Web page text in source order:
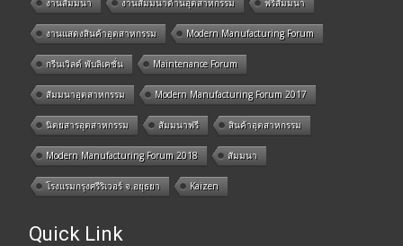
งานสัมมนา งานสัมมนาด้านอุตสาหกรรม ฟรีสัมมนา
งานแสดงสินค้าอุตสาหกรรม Modern Manufacturing Forum
กรีนเวิลด์ พับลิเคชั่น Maintenance Forum
สัมมนาอุตสาหกรรม Modern Manufacturing Forum 2017
นิตยสารอุตสาหกรรม สัมมนาฟรี สินค้าอุตสาหกรรม
Modern Manufacturing Forum 2018 สัมมนา
โรงแรมกรุงศรีริเวอร์ จ.อยุธยา Kaizen
Quick Link